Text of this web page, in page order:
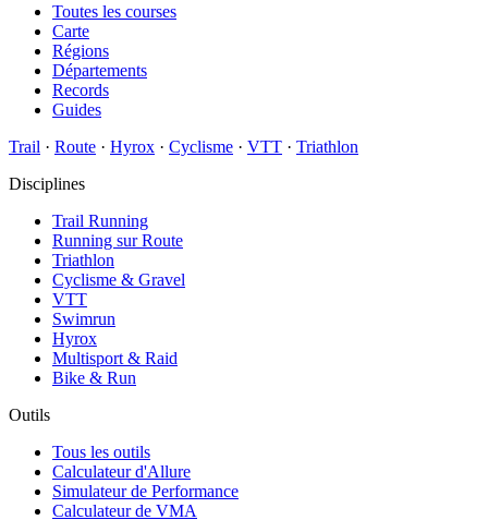
Toutes les courses
Carte
Régions
Départements
Records
Guides
Trail · Route · Hyrox · Cyclisme · VTT · Triathlon
Disciplines
Trail Running
Running sur Route
Triathlon
Cyclisme & Gravel
VTT
Swimrun
Hyrox
Multisport & Raid
Bike & Run
Outils
Tous les outils
Calculateur d'Allure
Simulateur de Performance
Calculateur de VMA